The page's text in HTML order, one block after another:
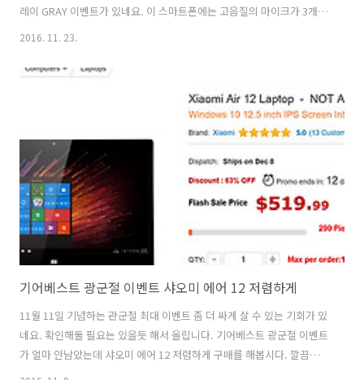
레이 GRAY 이벤트가 있네요. 이 스마트폰에는 고음질의 마이크가 3개가
비트를 만들고 그것으로 음악도 만들 수 있습니다. 실제로 그런 영상이
보면 직접 비트를 모아서 음악을 만드는 장면이 나오는데요. V20 고음질
녹음 그레이 GRAY 이벤트 응모해보자 V20 X GRAY 사운드 프로젝트 인
데요. H-Fi 레코딩으로 24bit 녹음이 가능 합니다. 이것이 가능..
2016. 11. 23.
기어베스트 광군절 이벤트 샤오미 에어 12 저렴하게
11월 11일 기념하는 관군절 최대 이벤트 좀 더 싸게 살 수 있는 기회가 있
네요. 확인해둘 필요는 있을듯 해서 올립니다. 기어베스트 광군절 이벤트
가 얼마 안남았는데 샤오미 에어 12 저렴하게 구매를 해봅시다. 깔끔한
제품으로 알려져 있는데요. 저도 아직 안써봐서 궁금한 노트북이기도 한